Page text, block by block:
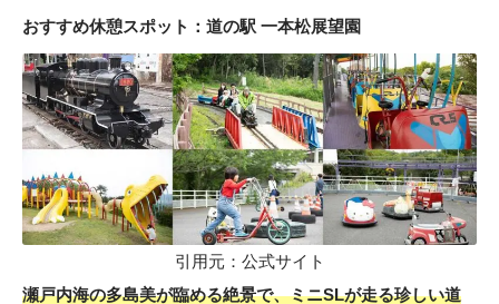
おすすめ休憩スポット：道の駅 一本松展望園
引用元： 公式サイト
瀬戸内海の多島美が臨める絶景で、ミニSLが走る珍しい道